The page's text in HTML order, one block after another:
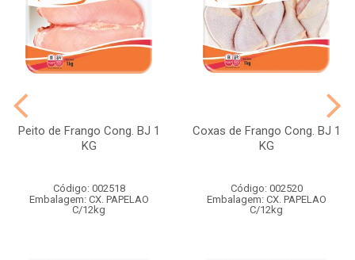
Peito de Frango Cong. BJ 1
KG
Código: 002518
Embalagem: CX. PAPELAO
C/12kg
Coxas de Frango Cong. BJ 1
KG
Código: 002520
Embalagem: CX. PAPELAO
C/12kg